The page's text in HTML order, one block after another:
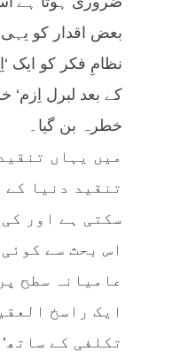
بعض اقدار کو
نظامِ فکر کو ایک
کے بعد لبرل اِزم‘
خطرہ بن گیا۔
میں یہاں
تنقید دنیا کے
سکتی ہے اور
اس بحث سے
عامیانہ سطح
ایک راسخ
تکلفی کے